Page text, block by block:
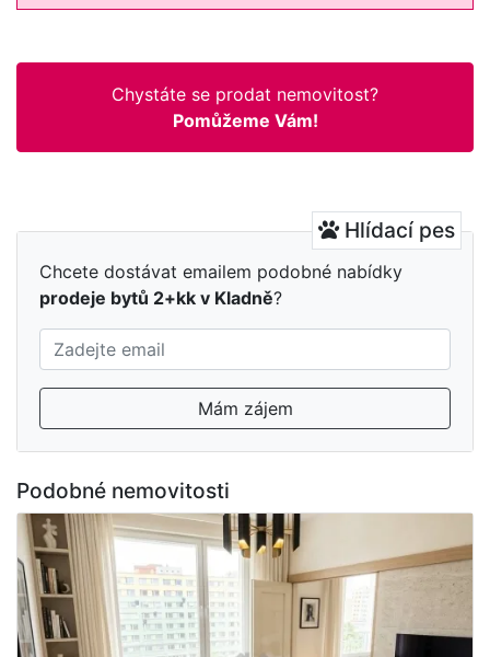
Chystáte se prodat nemovitost?
Pomůžeme Vám!
Hlídací pes
Chcete dostávat emailem podobné nabídky
prodeje bytů 2+kk v Kladně?
Mám zájem
Podobné nemovitosti